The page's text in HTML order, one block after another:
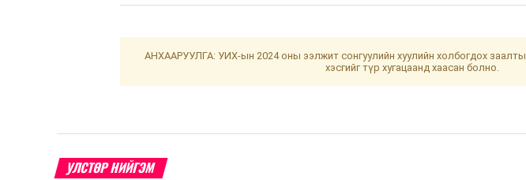
АНХААРУУЛГА: УИХ-ын 2024 оны ээлжит сонгуулийн хуулийн холбогдох
хэсгийг түр хугацаанд хаасан болно.
УЛСТӨР НИЙГЭМ